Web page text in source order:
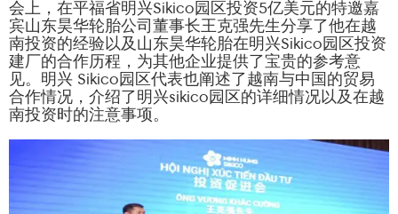
会上，在平福省明兴Sikico园区投资5亿美元的特邀嘉
宾山东昊华轮胎公司董事⻓王克强先生分享了他在越
南投资的经验以及山东昊华轮胎在明兴Sikico园区投资
建厂的合作历程，为其他企业提供了宝贵的参考意
⻅。明兴 Sikico园区代表也阐述了越南与中国的贸易
合作情况，介绍了明兴sikico园区的详细情况以及在越
南投资时的注意事项。